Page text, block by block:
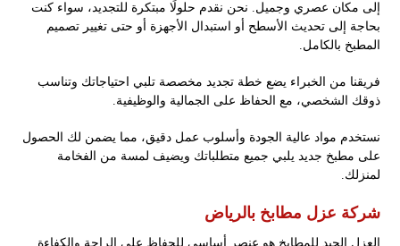
إلى مكان عصري وجميل. نحن نقدم حلولًا مبتكرة للتجديد، سواء كنت
بحاجة إلى تحديث الأسطح أو استبدال الأجهزة أو حتى تغيير تصميم
المطبخ بالكامل.
فريقنا من الخبراء يضع خطة تجديد مخصصة تلبي احتياجاتك وتناسب
ذوقك الشخصي، مع الحفاظ على الجمالية والوظيفية.
نستخدم مواد عالية الجودة وأسلوب عمل دقيق، مما يضمن لك الحصول
على مطبخ جديد يلبي جميع متطلباتك ويضيف لمسة من الفخامة
لمنزلك.
شركة عزل مطابخ بالرياض
العزل الجيد للمطابخ هو عنصر أساسي للحفاظ على الراحة والكفاءة